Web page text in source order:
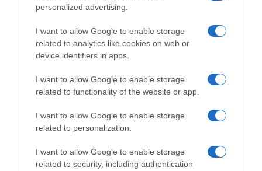
personalized advertising.
I want to allow Google to enable storage
related to analytics like cookies on web or
device identifiers in apps.
I want to allow Google to enable storage
related to functionality of the website or app.
I want to allow Google to enable storage
related to personalization.
I want to allow Google to enable storage
related to security, including authentication
ΕΛΛΑΔΑ
Δείτε τις προσπάθειες χελώνας να
γεννήσει σε παραλία της Ρόδου – Η
προειδοποίηση των κατοίκων (βίντεο)